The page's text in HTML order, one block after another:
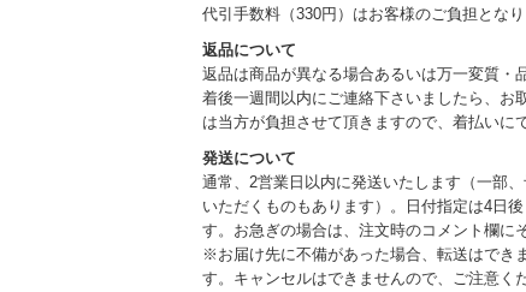
代引手数料（330円）はお客様のご負担となり
返品について
返品は商品が異なる場合あるいは万一変質・
着後一週間以内にご連絡下さいましたら、お
は当方が負担させて頂きますので、着払いに
発送について
通常、2営業日以内に発送いたします（一部
いただくものもあります）。日付指定は4日
す。お急ぎの場合は、注文時のコメント欄に
※お届け先に不備があった場合、転送はでき
す。キャンセルはできませんので、ご注意く